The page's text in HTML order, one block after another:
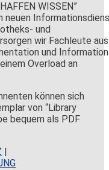
WISSEN”
neuen
und
wir Fachleute aus
und Information
Overload an
können sich
von “Library
bequem als PDF